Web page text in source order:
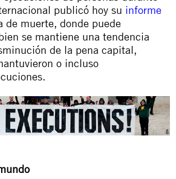
publicó hoy su informe
de muerte, donde puede
se mantiene una tendencia
de la pena capital,
o incluso